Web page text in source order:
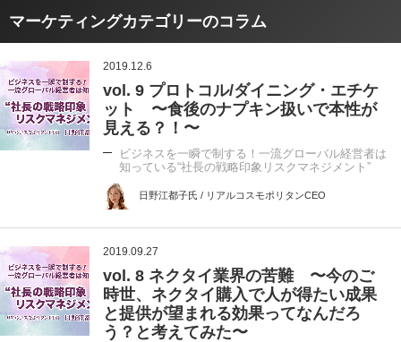
マーケティングカテゴリーのコラム
2019.12.6
vol. 9 プロトコル/ダイニング・エチケ
ット 〜食後のナプキン扱いで本性が
見える？！〜
ビジネスを一瞬で制する！一流グローバル経営者は
知っている“社長の戦略印象リスクマネジメント”
日野江都子氏 / リアルコスモポリタンCEO
2019.09.27
vol. 8 ネクタイ業界の苦難 〜今のご
時世、ネクタイ購入で人が得たい成果
と提供が望まれる効果ってなんだろ
う？と考えてみた〜